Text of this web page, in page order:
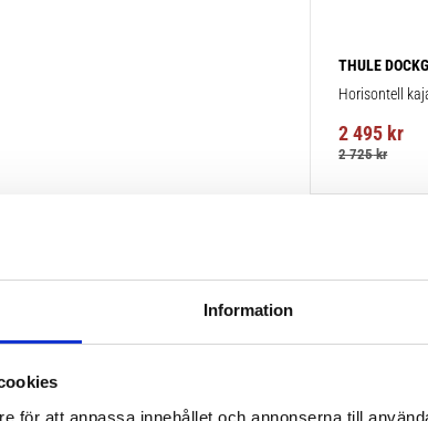
Information
för att anpassa innehållet och annonserna till
THULE
Horisontell
2 495 kr
2 725kr